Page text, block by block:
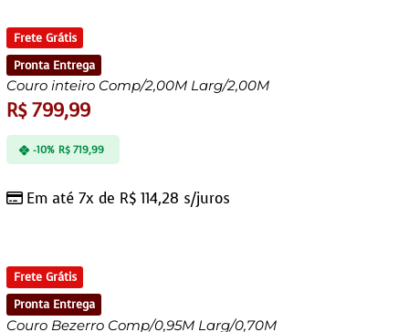
Frete Grátis
Pronta Entrega
Couro inteiro Comp/2,00M Larg/2,00M
R$799,99
Em até 7x de R$ 114,28 s/juros
-10% R$719,99
Frete Grátis
Pronta Entrega
Couro Bezerro Comp/0,95M Larg/0,70M